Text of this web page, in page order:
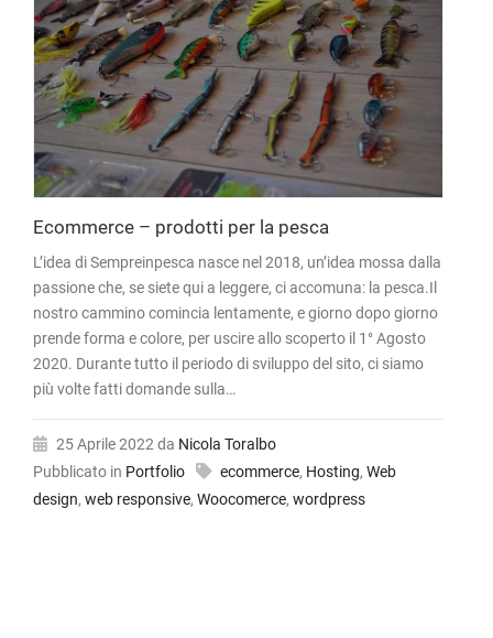
Ecommerce – prodotti per la pesca
L’idea di Sempreinpesca nasce nel 2018, un’idea mossa dalla
passione che, se siete qui a leggere, ci accomuna: la pesca.Il
nostro cammino comincia lentamente, e giorno dopo giorno
prende forma e colore, per uscire allo scoperto il 1° Agosto
2020. Durante tutto il periodo di sviluppo del sito, ci siamo
più volte fatti domande sulla…
25 Aprile 2022da Nicola Toralbo
Pubblicato in Portfolio ecommerce, Hosting, Web
design, web responsive, Woocomerce, wordpress